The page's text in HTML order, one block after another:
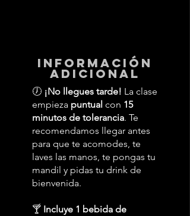
información
adicional
🕖 ¡No llegues tarde! La clase
empieza puntual con 15
minutos de tolerancia. Te
recomendamos llegar antes
para que te acomodes, te
laves las manos, te pongas tu
mandil y pidas tu drink de
bienvenida.
🍸 Incluye 1 bebida de